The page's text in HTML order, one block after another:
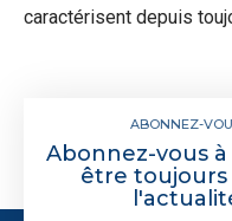
caractérisent depuis
ABONNEZ-
Abonnez-vous
être